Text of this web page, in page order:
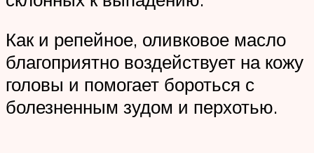
Как и репейное, оливковое масло
благоприятно воздействует на кожу
головы и помогает бороться с
болезненным зудом и перхотью.